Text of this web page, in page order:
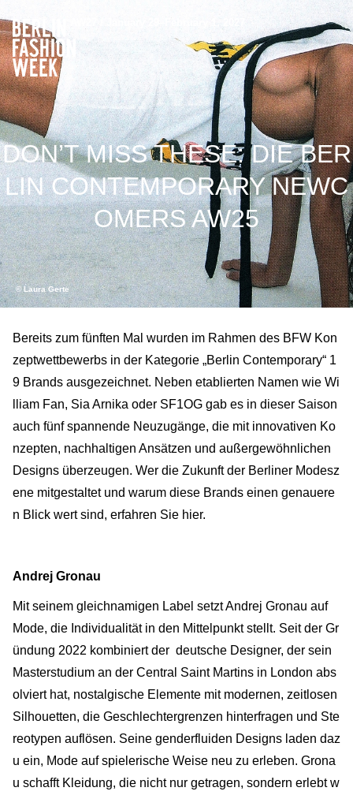
DON’T MISS THESE: DIE BER
LIN CONTEMPORARY NEWC
OMERS AW25
© Laura Gerte
Bereits zum fünften Mal wurden im Rahmen des BFW Kon
zeptwettbewerbs in der Kategorie „Berlin Contemporary“ 1
9 Brands ausgezeichnet. Neben etablierten Namen wie Wi
lliam Fan, Sia Arnika oder SF1OG gab es in dieser Saison
auch fünf spannende Neuzugänge, die mit innovativen Ko
nzepten, nachhaltigen Ansätzen und außergewöhnlichen
Designs überzeugen. Wer die Zukunft der Berliner Modesz
ene mitgestaltet und warum diese Brands einen genauere
n Blick wert sind, erfahren Sie hier.
Andrej Gronau
Mit seinem gleichnamigen Label setzt Andrej Gronau auf
Mode, die Individualität in den Mittelpunkt stellt. Seit der Gr
ündung 2022 kombiniert der deutsche Designer, der sein
Masterstudium an der Central Saint Martins in London abs
olviert hat, nostalgische Elemente mit modernen, zeitlosen
Silhouetten, die Geschlechtergrenzen hinterfragen und Ste
reotypen auflösen. Seine genderfluiden Designs laden daz
u ein, Mode auf spielerische Weise neu zu erleben. Grona
u schafft Kleidung, die nicht nur getragen, sondern erlebt w